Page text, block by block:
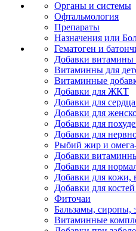
Органы и системы
Офтальмология
Препараты
Назначения или
Гематоген и
Добавки
Витаминны для
Витаминные
Добавки для ЖКТ
Добавки для
Добавки для
Добавки для
Добавки для
Рыбий жир и
Добавки
Добавки для
Добавки для кожи,
Добавки для
Фиточаи
Бальзамы, сиропы,
Витаминные